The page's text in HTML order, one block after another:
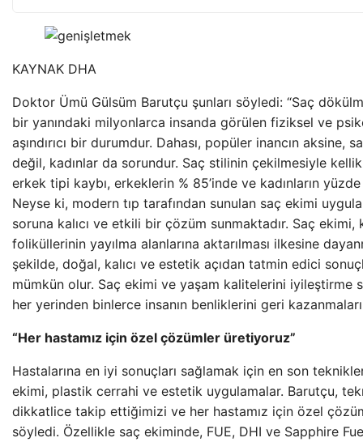
KAYNAK DHA
Doktor Ümü Gülsüm Barutçu şunları söyledi: “Saç
bir yanındaki milyonlarca insanda görülen fiziksel ve
aşındırıcı bir durumdur. Dahası, popüler inancın aksine,
değil, kadınlar da sorundur. Saç stilinin çekilmesiyle
erkek tipi kaybı, erkeklerin % 85’inde ve kadınların
Neyse ki, modern tıp tarafından sunulan saç ekimi
soruna kalıcı ve etkili bir çözüm sunmaktadır. Saç ekimi,
foliküllerinin yayılma alanlarına aktarılması ilkesine
şekilde, doğal, kalıcı ve estetik açıdan tatmin edici
mümkün olur. Saç ekimi ve yaşam kalitelerini iyileştirme
her yerinden binlerce insanın benliklerini geri
“Her hastamız için özel çözümler üretiyoruz”
Hastalarına en iyi sonuçları sağlamak için en son
ekimi, plastik cerrahi ve estetik uygulamalar. Barutçu,
dikkatlice takip ettiğimizi ve her hastamız için özel
söyledi. Özellikle saç ekiminde, FUE, DHI ve Sapphire